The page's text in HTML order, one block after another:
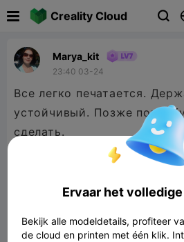
Creality Cloud 
Marya_kit
23:40 03-24
Все легко печатается.
устойчивый. Позже
сделать.
Ervaar het
Bekijk alle modeldetails, profiteer
de cloud en printen met één klik.